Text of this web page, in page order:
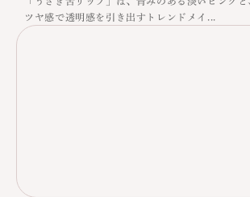
ツヤ感で透明感を引き出すトレンドメイ...